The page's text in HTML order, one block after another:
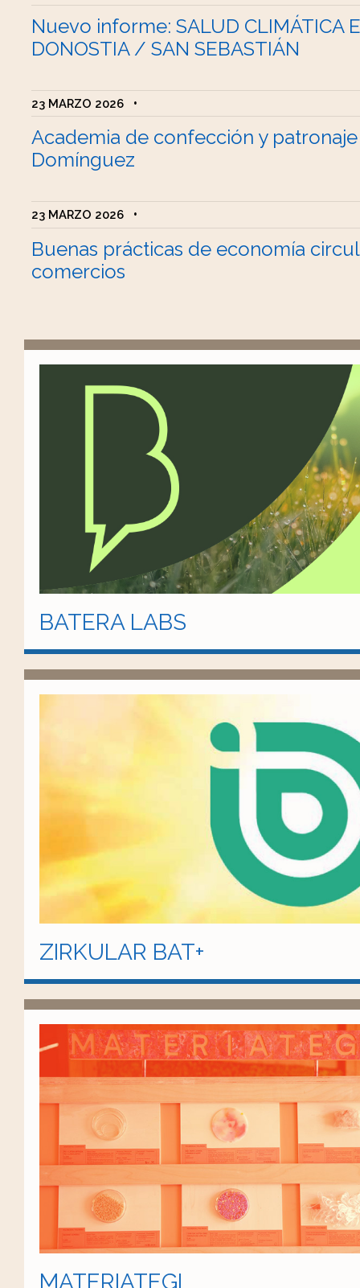
Nuevo informe: SALUD CLIMÁTICA
DONOSTIA / SAN SEBASTIÁN
23 MARZO 2026 •
Academia de confección y
Domínguez
23 MARZO 2026 •
Buenas prácticas de economía
comercios
BATERA LABS
ZIRKULAR BAT+
MATERIATEGI